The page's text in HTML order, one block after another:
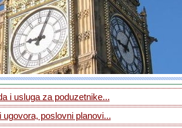
i usluga za poduzetnike...
poslovni planovi...